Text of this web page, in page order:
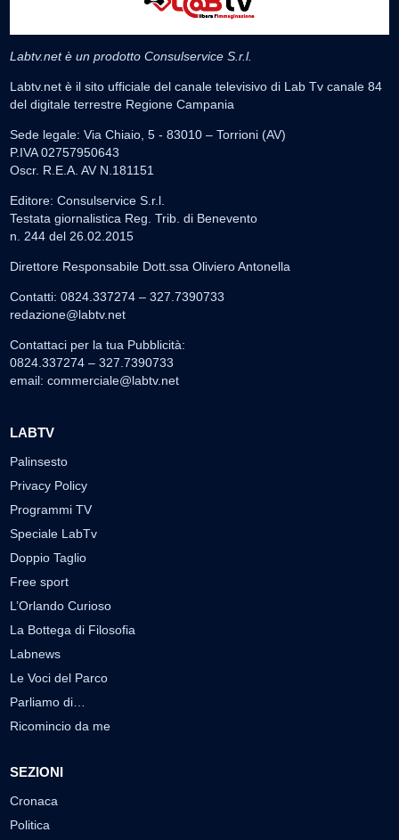
Labtv.net è un prodotto Consulservice S.r.l.
Labtv.net è il sito ufficiale del canale televisivo di Lab Tv canale 84
del digitale terrestre Regione Campania
Sede legale: Via Chiaio, 5 - 83010 – Torrioni (AV)
P.IVA 02757950643
Oscr. R.E.A. AV N.181151
Editore: Consulservice S.r.l.
Testata giornalistica Reg. Trib. di Benevento
n. 244 del 26.02.2015
Direttore Responsabile Dott.ssa Oliviero Antonella
Contatti: 0824.337274 – 327.7390733
redazione@labtv.net
Contattaci per la tua Pubblicità:
0824.337274 – 327.7390733
email: commerciale@labtv.net
LABTV
Palinsesto
Privacy Policy
Programmi TV
Speciale LabTv
Doppio Taglio
Free sport
L’Orlando Curioso
La Bottega di Filosofia
Labnews
Le Voci del Parco
Parliamo di…
Ricomincio da me
SEZIONI
Cronaca
Politica